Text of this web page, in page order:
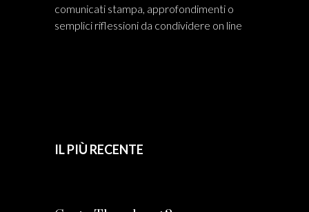
comunicati stampa, approfondimenti o
semplici riflessioni da condividere on line
IL PIÙ RECENTE